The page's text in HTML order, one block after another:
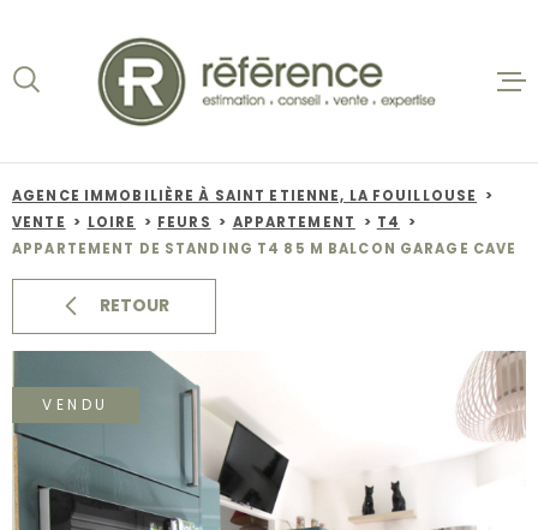
la
recherche
menu
principal
contenu
ACCUEIL
VENTES
NOS
ALERTE
AGENCE IMMOBILIÈRE À SAINT ETIENNE, LA FOUILLOUSE
VENTE
LOIRE FEURS APPARTEMENT
T4
APPARTEMENT DE STANDING T4 85 M BALCON GARAGE CAVE
RETOUR
VENDU